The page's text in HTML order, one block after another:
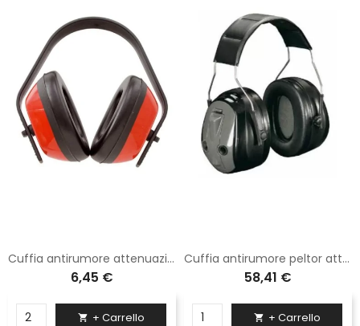
Cuffia antirumore attenuazione media
6,45 €
 + Carrello
Cuffia antirumore peltor attenuazione elevata
58,41 €
 + Carrello